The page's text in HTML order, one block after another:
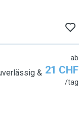
&
ab
21 CHF
/tag